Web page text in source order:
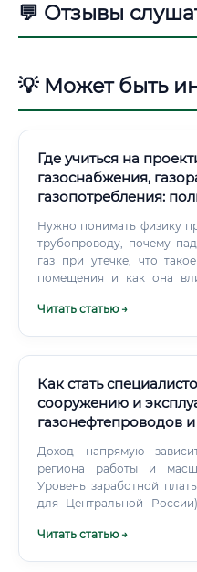
💬 Отзывы
💡 Может быть
Где учиться на
газоснабжения,
газопотребления:
Нужно понимать физику
трубопроводу, почему
газ при утечке, что
помещения и как она
физику, это заметит.
Читать статью →
Как стать
сооружению и
газонефтепроводов
Доход напрямую
региона работы и
Уровень заработной
для Центральной России) Примечание: В регионах
Дальний Восток) к
Читать статью →